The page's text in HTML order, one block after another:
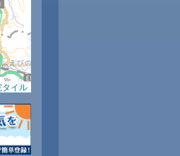
56
北西
イル